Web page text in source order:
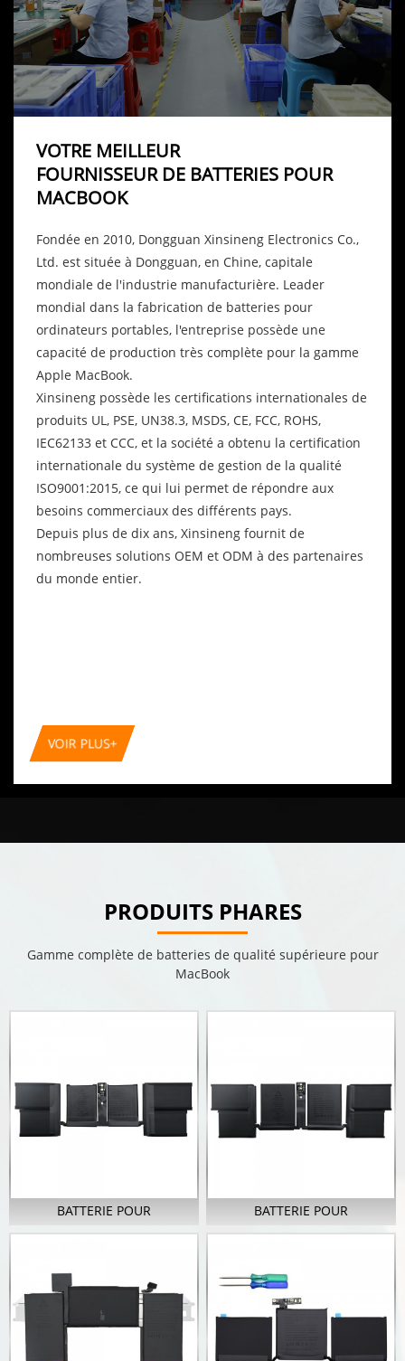
VOTRE MEILLEUR
FOURNISSEUR DE BATTERIES POUR
MACBOOK
Fondée en 2010, Dongguan Xinsineng Electronics Co.,
Ltd. est située à Dongguan, en Chine, capitale
mondiale de l'industrie manufacturière. Leader
mondial dans la fabrication de batteries pour
ordinateurs portables, l'entreprise possède une
capacité de production très complète pour la gamme
Apple MacBook.
Xinsineng possède les certifications internationales de
produits UL, PSE, UN38.3, MSDS, CE, FCC, ROHS,
IEC62133 et CCC, et la société a obtenu la certification
internationale du système de gestion de la qualité
ISO9001:2015, ce qui lui permet de répondre aux
besoins commerciaux des différents pays.
Depuis plus de dix ans, Xinsineng fournit de
nombreuses solutions OEM et ODM à des partenaires
du monde entier.
VOIR PLUS+
PRODUITS PHARES
Gamme complète de batteries de qualité supérieure pour
MacBook
BATTERIE POUR
ORDINATEUR PORTABLE
MACBOOK PRO 13
POUCES...
BATTERIE POUR
ORDINATEUR PORTABLE
MACBOOK PRO 16
POUCES...